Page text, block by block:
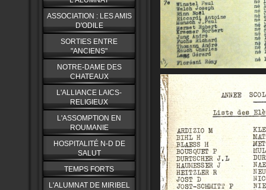
ASSOCIATION : LES AMIS
D'ODILE
SORTIES ENTRE
"ANCIENS"
NOTRE-DAME DES
CHATEAUX
L'ALLIANCE LAICS-
RELIGIEUX
L'ASSOMPTION EN
ROUMANIE
HOSPITALITÉ N-D DE
SALUT
TEMPS FORTS
L'ALUMNAT DE MIRIBEL